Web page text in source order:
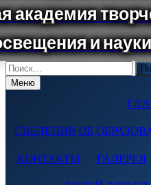
Поиск
по:Меню
СВЕДЕНИЯ ОБ
КОНТАКТЫ ГАЛЕРЕЯ